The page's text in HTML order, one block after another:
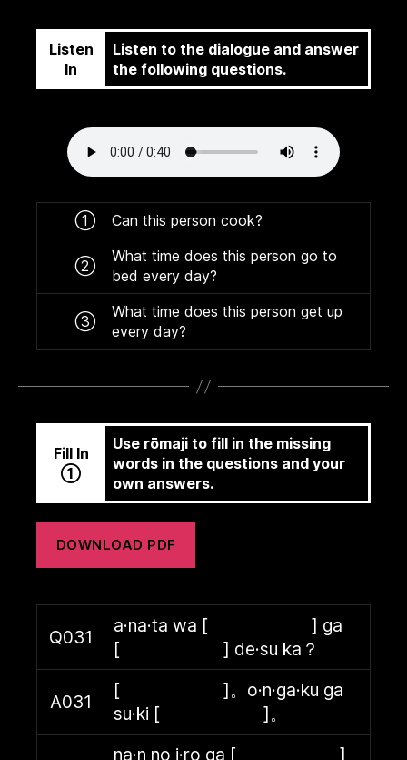
Listen
In
Listen to the dialogue and answer
the following questions.
① Can this person cook?
②
What time does this person go to
bed every day?
③
What time does this person get up
every day?
Fill In
①
Use rōmaji to fill in the missing
words in the questions and your
own answers.
DOWNLOAD PDF
Q031
a·na·ta wa [ ] ga
[ ] de·su ka？
A031
[ ]。o·n·ga·ku ga
su·ki [ ]。
na·n no i·ro ga [ ]